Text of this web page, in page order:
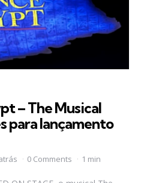
– The Musical
para lançamento
0 Comments 1 min